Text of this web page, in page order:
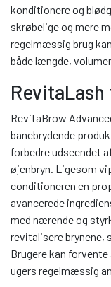
konditionere og
skrøbelige og mere
regelmæssig brug
både længde,
RevitaBrow
banebrydende
forbedre udseendet
øjenbryn. Ligesom
conditioneren en
avancerede
med nærende og
revitalisere brynene,
Brugere kan
ugers regelmæssig